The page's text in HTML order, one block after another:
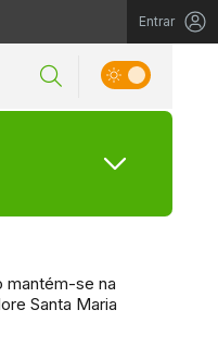
Entrar
mantém-se na
Santa Maria